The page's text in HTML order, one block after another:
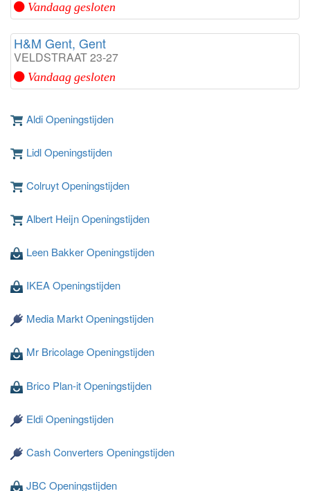
Vandaag gesloten
H&M Gent, Gent
VELDSTRAAT 23-27
Vandaag gesloten
Aldi Openingstijden
Lidl Openingstijden
Colruyt Openingstijden
Albert Heijn Openingstijden
Leen Bakker Openingstijden
IKEA Openingstijden
Media Markt Openingstijden
Mr Bricolage Openingstijden
Brico Plan-it Openingstijden
Eldi Openingstijden
Cash Converters Openingstijden
JBC Openingstijden